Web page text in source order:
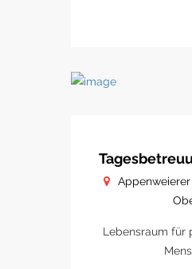
Appenweierer
Lebensraum für